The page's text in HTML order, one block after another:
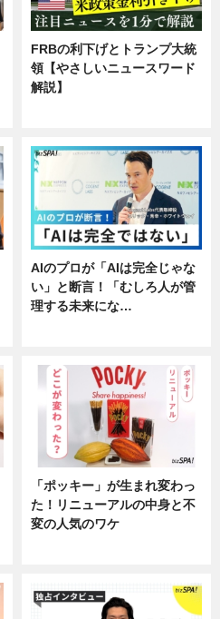
FRBの利下げとトランプ大統
領【やさしいニュースワード
解説】
AIのプロが「AIは完全じゃな
い」と断言！「むしろ人が管
理する未来にな…
「ポッキー」が生まれ変わっ
た！リニューアルの中身と不
変の人気のワケ